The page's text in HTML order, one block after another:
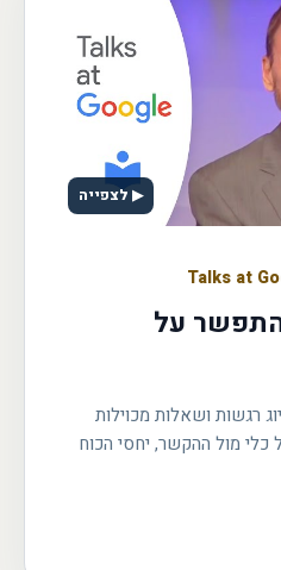
▶ לצפייה
על
רגשות ושאלות מכוילות
כלי מול ההקשר, יחסי הכוח